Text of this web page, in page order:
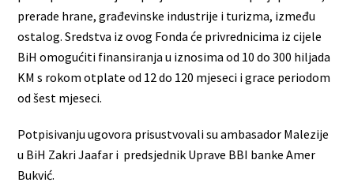
prerade hrane, građevinske industrije i turizma, između
ostalog. Sredstva iz ovog Fonda će privrednicima iz cijele
BiH omogućiti finansiranja u iznosima od 10 do 300 hiljada
KM s rokom otplate od 12 do 120 mjeseci i grace periodom
od šest mjeseci.
Potpisivanju ugovora prisustvovali su ambasador Malezije
u BiH Zakri Jaafar i predsjednik Uprave BBI banke Amer
Bukvić.